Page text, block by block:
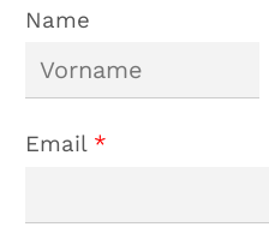
Name
Email *